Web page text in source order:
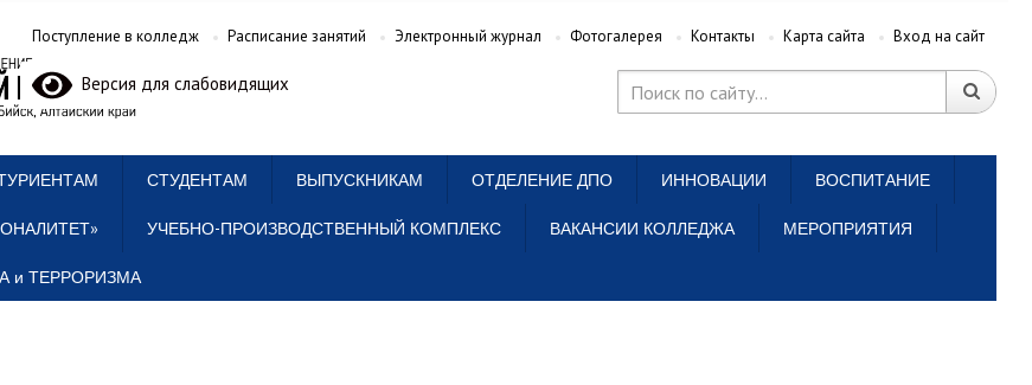
Поступление в колледж Расписание занятий Электронный журнал Фотогалерея Контакты Карта сайта Вход на сайт
Версия для слабовидящих
СТУДЕНТАМ ВЫПУСКНИКАМ ОТДЕЛЕНИЕ ДПО ИННОВАЦИИ ВОСПИТАНИЕ
УЧЕБНО-ПРОИЗВОДСТВЕННЫЙ КОМПЛЕКС ВАКАНСИИ КОЛЛЕДЖА МЕРОПРИЯТИЯ
и ТЕРРОРИЗМА